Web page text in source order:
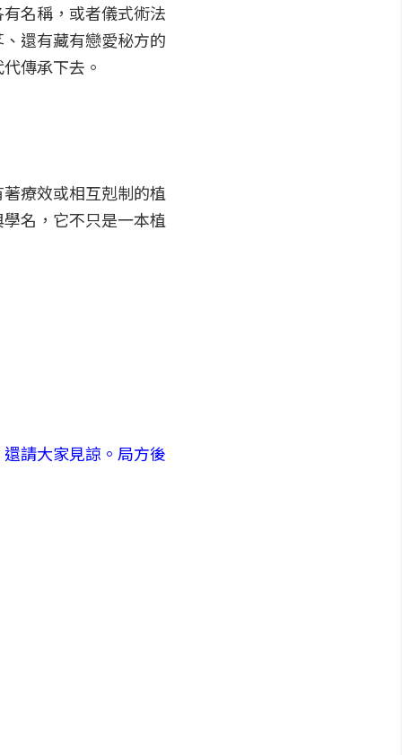
名稱，或者儀式術法
還有藏有戀愛秘方的
傳承下去。
療效或相互剋制的植
名，它不只是一本植
請大家見諒。局方後